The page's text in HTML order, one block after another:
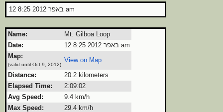
12 באפר 2012 8:25 am
Name:
Mt. Gilboa Loop
Date:
12 באפר 2012 8:25 am
Map:
(valid until Oct 9, 2012)
View on Map
Distance:
20.2 kilometers
Elapsed Time:
2:09:02
Avg Speed:
9.4 km/h
Max Speed:
29.4 km/h